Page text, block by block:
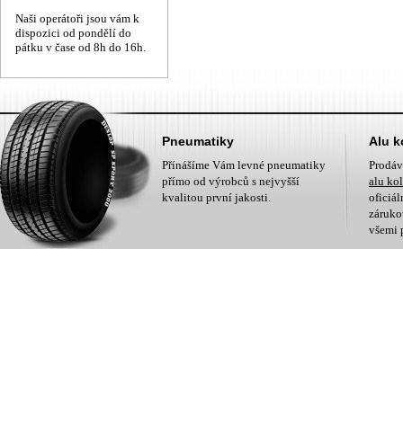
Naši operátoři jsou vám k
dispozici od pondělí do
pátku v čase od 8h do 16h.
Pneumatiky
Přínášíme Vám levné pneumatiky
přímo od výrobců s nejvyšší
kvalitou první jakosti.
Alu
alu
všemi